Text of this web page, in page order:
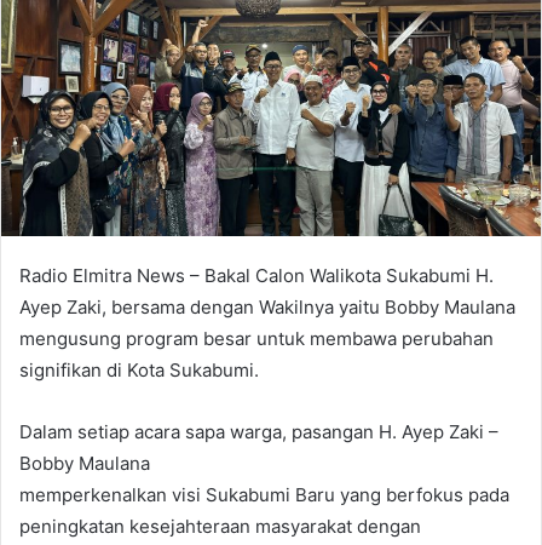
Radio Elmitra News – Bakal Calon Walikota Sukabumi H.
Ayep Zaki, bersama dengan Wakilnya yaitu Bobby Maulana
mengusung program besar untuk membawa perubahan
signifikan di Kota Sukabumi.
Dalam setiap acara sapa warga, pasangan H. Ayep Zaki –
Bobby Maulana
memperkenalkan visi Sukabumi Baru yang berfokus pada
peningkatan kesejahteraan masyarakat dengan